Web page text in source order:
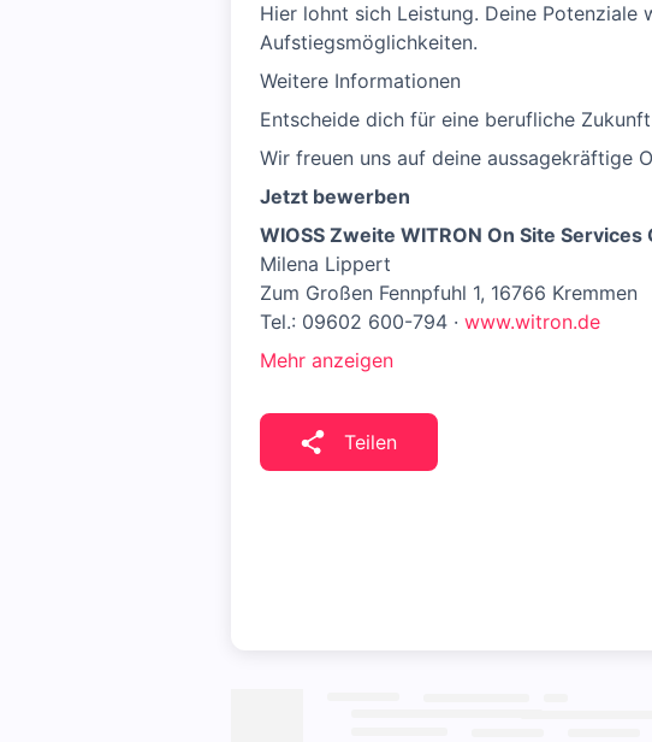
Hier lohnt sich Leistung. Deine
Aufstiegsmöglichkeiten.
Weitere Informationen
Entscheide dich für eine berufliche
Wir freuen uns auf deine aussagekräftige
Jetzt bewerben
WIOSS Zweite WITRON On Site Services
Milena Lippert
Zum Großen Fennpfuhl 1, 16766 Kremmen
Tel.: 09602 600-794 · www.witron.de
Mehr anzeigen
Teilen